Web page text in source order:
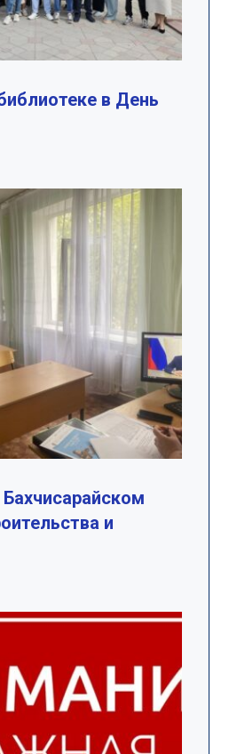
в День
и